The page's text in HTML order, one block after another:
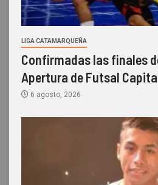
LIGA CATAMARQUEÑA
Confirmadas las finales
Apertura de Futsal
6 agosto, 2026